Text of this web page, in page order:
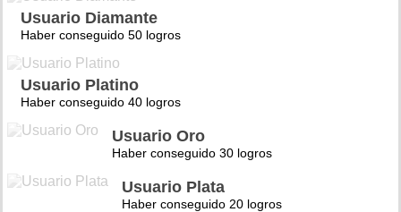
Usuario Diamante
Haber conseguido 50 logros
Usuario Platino
Haber conseguido 40 logros
Usuario Oro
Haber conseguido 30 logros
Usuario Plata
Haber conseguido 20 logros